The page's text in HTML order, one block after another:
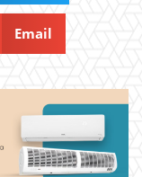
Email